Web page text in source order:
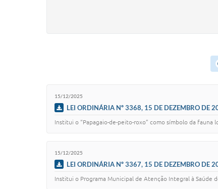
15/12/2025
LEI ORDINÁRIA Nº 3368, 15 DE DEZEMBRO DE
Institui o “Papagaio-de-peito-roxo” como símbolo da fauna
15/12/2025
LEI ORDINÁRIA Nº 3367, 15 DE DEZEMBRO DE
Institui o Programa Municipal de Atenção Integral à Saúde